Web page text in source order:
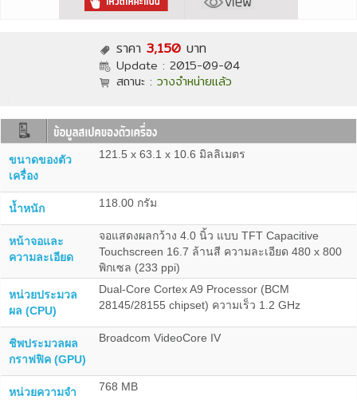
ราคา 3,150 บาท
Update : 2015-09-04
สถานะ : วางจำหน่ายแล้ว
ขนาดของตัว
เครื่อง
121.5 x 63.1 x 10.6 มิลลิเมตร
น้ำหนัก 118.00 กรัม
หน้าจอและ
ความละเอียด
จอแสดงผลกว้าง 4.0 นิ้ว แบบ TFT Capacitive
Touchscreen 16.7 ล้านสี ความละเอียด 480 x 800
พิกเซล (233 ppi)
หน่วยประมวล
ผล (CPU)
Dual-Core Cortex A9 Processor (BCM
28145/28155 chipset) ความเร็ว 1.2 GHz
ชิพประมวลผล
กราฟฟิค (GPU)
Broadcom VideoCore IV
หน่วยความจำ
768 MB